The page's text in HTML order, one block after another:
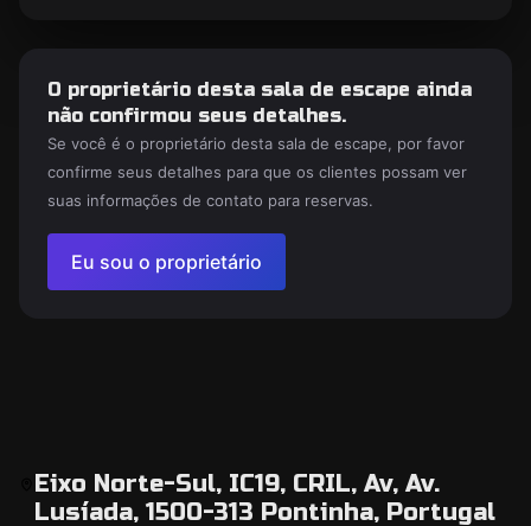
O proprietário desta sala de escape ainda
não confirmou seus detalhes.
Se você é o proprietário desta sala de escape, por favor
confirme seus detalhes para que os clientes possam ver
suas informações de contato para reservas.
Eu sou o proprietário
Eixo Norte-Sul, IC19, CRIL, Av, Av.
Lusíada, 1500-313 Pontinha, Portugal